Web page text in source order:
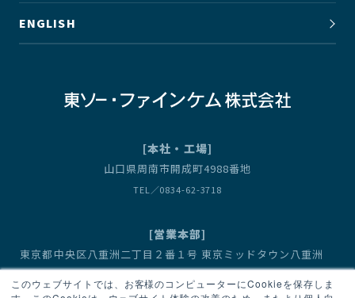
このウェブサイトでは、お客様のコンピューターにCookieを保存しま
[本社・工場]
山口県周南市開成町4988番地
TEL／0834-62-3718
[営業本部]
東京都中央区八重洲二丁目２番１号 東京ミッドタウン八重洲
八重洲セントラルタワー
ENGLISH